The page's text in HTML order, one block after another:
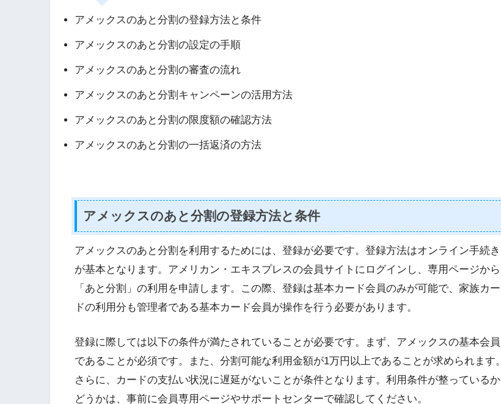
アメックスのあと分割の登録方法と条件
アメックスのあと分割の設定の手順
アメックスのあと分割の審査の流れ
アメックスのあと分割キャンペーンの活用方法
アメックスのあと分割の限度額の確認方法
アメックスのあと分割の一括返済の方法
アメックスのあと分割の登録方法と条件
アメックスのあと分割を利用するためには、登録が必要です。登録方法はオンライン手続き
が基本となります。アメリカン・エキスプレスの会員サイトにログインし、専用ページから
「あと分割」の利用を申請します。この際、登録は基本カード会員のみが可能で、家族カー
ドの利用分も管理者である基本カード会員が操作を行う必要があります。
登録に際しては以下の条件が満たされていることが必要です。まず、アメックスの基本会員
であることが必須です。また、分割可能な利用金額が1万円以上であることが求められます。
さらに、カードの支払い状況に遅延がないことが条件となります。利用条件が整っているか
どうかは、事前に会員専用ページやサポートセンターで確認してください。